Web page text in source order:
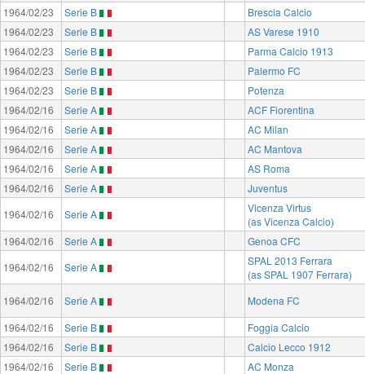
1964/02/23
Serie B
Brescia Calcio
1964/02/23
Serie B
AS Varese 1910
1964/02/23
Serie B
Parma Calcio 1913
1964/02/23
Serie B
Palermo FC
1964/02/23
Serie B
Potenza
1964/02/16
Serie A
ACF Fiorentina
1964/02/16
Serie A
AC Milan
1964/02/16
Serie A
AC Mantova
1964/02/16
Serie A
AS Roma
1964/02/16
Serie A
Juventus
1964/02/16
Serie A
Vicenza Virtus
(as Vicenza Calcio)
1964/02/16
Serie A
Genoa CFC
1964/02/16
Serie A
SPAL 2013 Ferrara
(as SPAL 1907 Ferrara)
1964/02/16
Serie A
Modena FC
1964/02/16
Serie B
Foggia Calcio
1964/02/16
Serie B
Calcio Lecco 1912
1964/02/16
Serie B
AC Monza